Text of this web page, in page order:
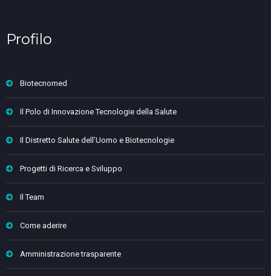
Profilo
Biotecnomed
Il Polo di Innovazione Tecnologie della Salute
Il Distretto Salute dell’Uomo e Biotecnologie
Progetti di Ricerca e Sviluppo
Il Team
Come aderire
Amministrazione trasparente